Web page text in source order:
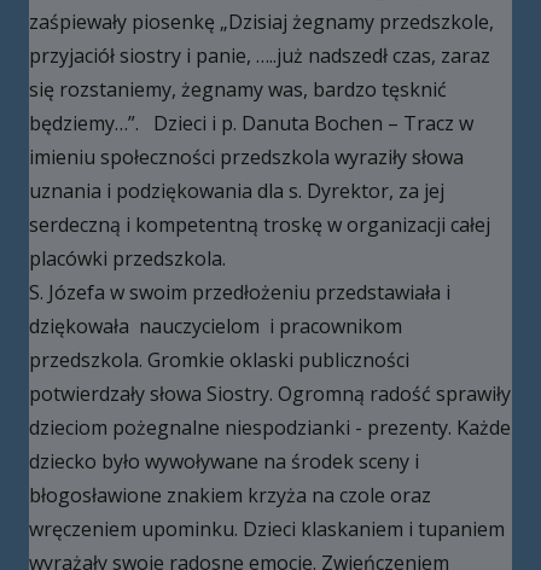
zaśpiewały piosenkę „Dzisiaj żegnamy przedszkole,
przyjaciół siostry i panie, …..już nadszedł czas, zaraz
się rozstaniemy, żegnamy was, bardzo tęsknić
będziemy…”. Dzieci i p. Danuta Bochen – Tracz w
imieniu społeczności przedszkola wyraziły słowa
uznania i podziękowania dla s. Dyrektor, za jej
serdeczną i kompetentną troskę w organizacji całej
placówki przedszkola.
S. Józefa w swoim przedłożeniu przedstawiała i
dziękowała nauczycielom i pracownikom
przedszkola. Gromkie oklaski publiczności
potwierdzały słowa Siostry. Ogromną radość sprawiły
dzieciom pożegnalne niespodzianki - prezenty. Każde
dziecko było wywoływane na środek sceny i
błogosławione znakiem krzyża na czole oraz
wręczeniem upominku. Dzieci klaskaniem i tupaniem
wyrażały swoje radosne emocje. Zwieńczeniem